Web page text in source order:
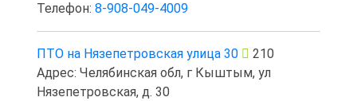
Телефон: 8-908-049-4009
ПТО на Нязепетровская улица 30
210
Адрес: Челябинская обл, г Кыштым, ул
Нязепетровская, д. 30